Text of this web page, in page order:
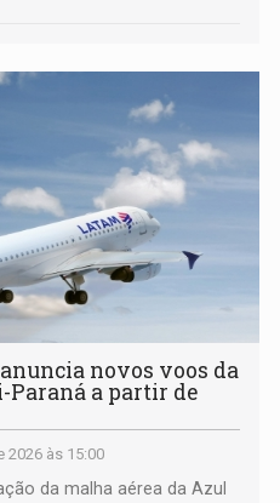
anuncia novos voos da
Paraná a partir de
2026 às 15:00
da malha aérea da Azul